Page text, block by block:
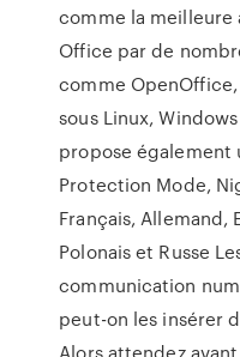
comme la meilleure
Office par de
comme
sous Linux,
propose également
Protection Mode,
Français, Allemand,
Polonais et Russe
communication
peut-on les insérer
Alors attendez